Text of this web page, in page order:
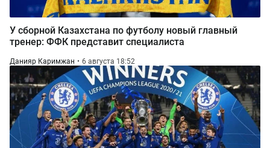
У сборной Казахстана по футболу новый главный
тренер: ФФК представит специалиста
Данияр Каримжан 6 августа 18:52